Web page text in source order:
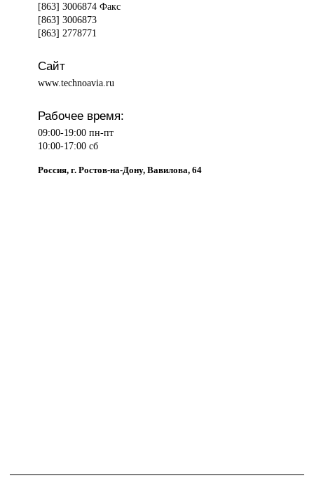
[863] 3006874 Факс
[863] 3006873
[863] 2778771
Сайт
www.technoavia.ru
Рабочее время:
09:00-19:00 пн-пт
10:00-17:00 сб
Россия, г. Ростов-на-Дону, Вавилова, 64